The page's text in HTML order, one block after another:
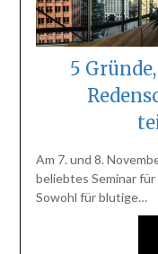
5
Am 7. und 8.
beliebtes Seminar
Sowohl für blutige…